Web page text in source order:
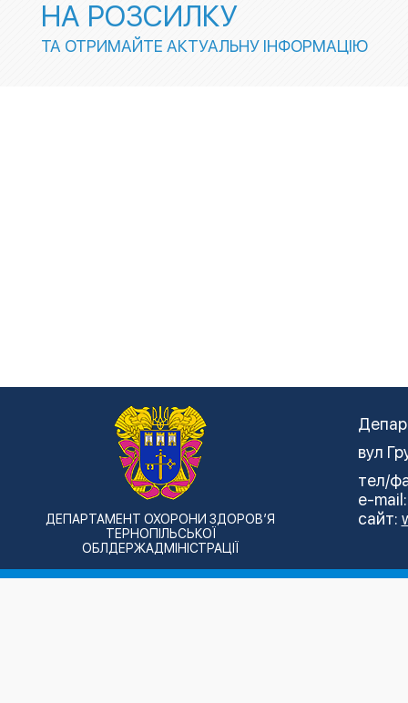
НА РОЗСИЛКУ
ТА ОТРИМАЙТЕ АКТУАЛЬНУ ІНФОРМАЦІЮ
ДЕПАРТАМЕНТ ОХОРОНИ ЗДОРОВ’Я
ТЕРНОПІЛЬСЬКОЇ
ОБЛДЕРЖАДМІНІСТРАЦІЇ
вул
тел/
e-
сайт: